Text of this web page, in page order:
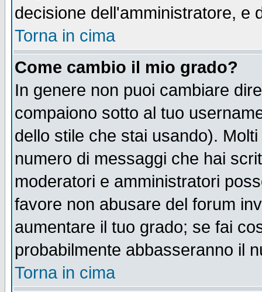
decisione dell'amministratore, e
Torna in cima
Come cambio il mio grado?
In genere non puoi cambiare
compaiono sotto al tuo
dello stile che stai usando).
numero di messaggi che hai
moderatori e amministratori
favore non abusare del forum
aumentare il tuo grado; se fai
probabilmente abbasseranno il
Torna in cima